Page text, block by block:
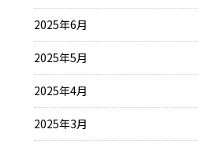
2025年6月
2025年5月
2025年4月
2025年3月